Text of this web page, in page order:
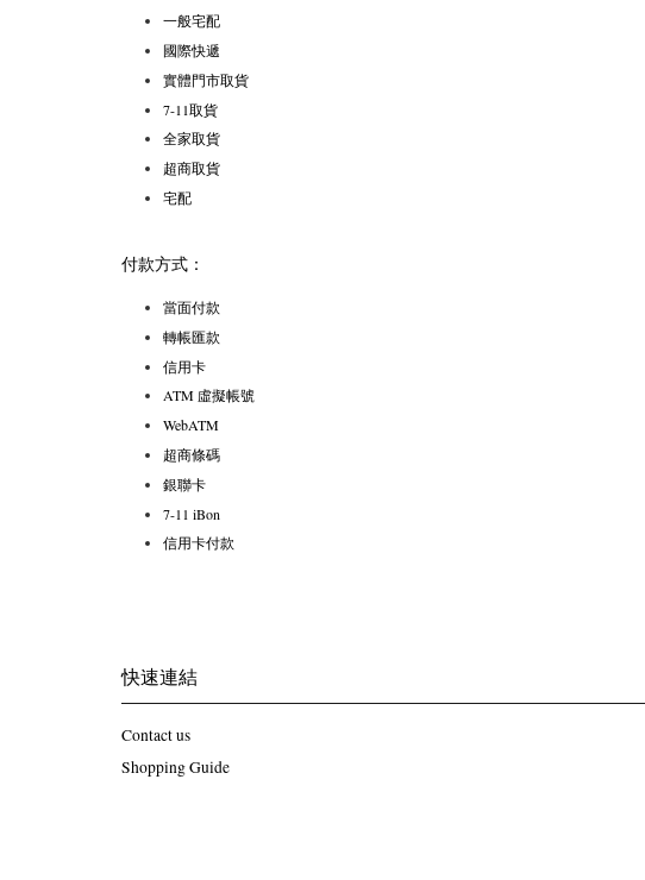
一般宅配
國際快遞
實體門市取貨
7-11取貨
全家取貨
超商取貨
宅配
付款方式：
當面付款
轉帳匯款
信用卡
ATM 虛擬帳號
WebATM
超商條碼
銀聯卡
7-11 iBon
信用卡付款
快速連結
Contact us
Shopping Guide